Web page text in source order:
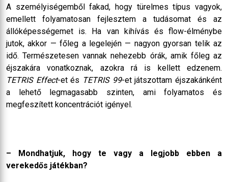
A személyiségemből fakad, hogy türelmes típus vagyok,
emellett folyamatosan fejlesztem a tudásomat és az
állóképességemet is. Ha van kihívás és flow-élménybe
jutok, akkor — főleg a legelején — nagyon gyorsan telik az
idő. Természetesen vannak nehezebb órák, amik főleg az
éjszakára vonatkoznak, azokra rá is kellett edzenem.
TETRIS Effect-et és TETRIS 99-et játszottam éjszakánként
a lehető legmagasabb szinten, ami folyamatos és
megfeszített koncentrációt igényel.
– Mondhatjuk, hogy te vagy a legjobb ebben a
verekedős játékban?